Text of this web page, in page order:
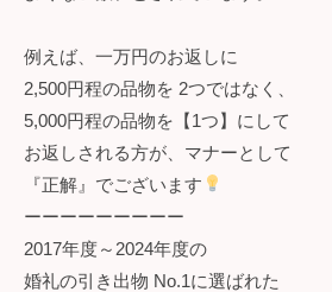
例えば、一万円のお返しに
2,500円程の品物を 2つではなく、
5,000円程の品物を【1つ】にして
お返しされる方が、マナーとして
『正解』でございます
ーーーーーーーーー
2017年度～2024年度の
婚礼の引き出物 No.1に選ばれた